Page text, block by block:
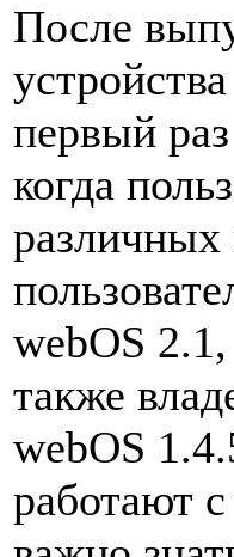
После
первый
когда
различных
webOS 2.1,
также
webOS
работают